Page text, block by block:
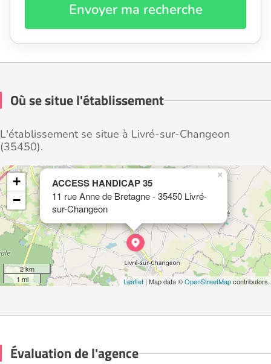
Envoyer ma recherche
Où se situe l'établissement
L'établissement se situe à Livré-sur-Changeon
(35450).
ACCESS HANDICAP 35
11 rue Anne de Bretagne - 35450 Livré-
sur-Changeon
×
+
−
2 km
1 mi
Leaflet| Map data ©OpenStreetMapcontributors
Évaluation de l'agence